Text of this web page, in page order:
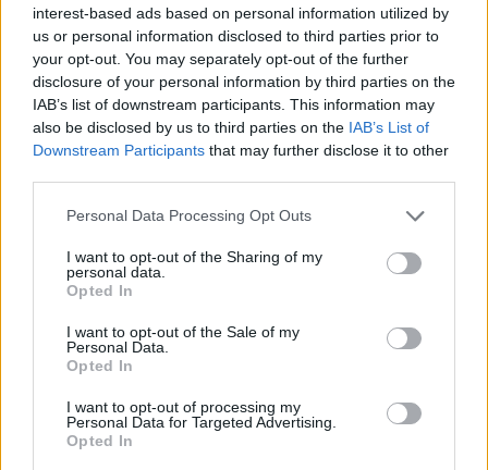
interest-based ads based on personal information utilized by
us or personal information disclosed to third parties prior to
your opt-out. You may separately opt-out of the further
disclosure of your personal information by third parties on the
IAB’s list of downstream participants. This information may
also be disclosed by us to third parties on the IAB’s List of
Downstream Participants that may further disclose it to other
Personal Data Processing Opt Outs
I want to opt-out of the Sharing of my
personal data.
Opted In
I want to opt-out of the Sale of my
Personal Data.
Opted In
I want to opt-out of processing my
Personal Data for Targeted Advertising.
Opted In
Speed (Speed)
1994
Actionfilm
Übersicht
Jack und Harry sind die besten Bombenspezialisten der Polizei von